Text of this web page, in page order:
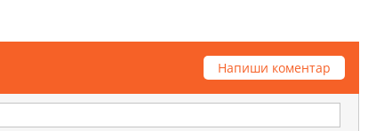
Напиши коментар